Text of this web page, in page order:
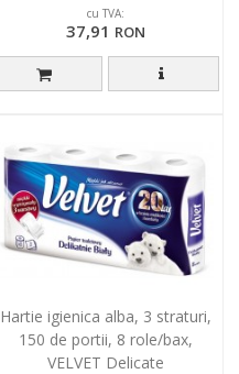
cu TVA:
37,91 RON
Hartie igienica alba, 3 straturi,
150 de portii, 8 role/bax,
VELVET Delicate